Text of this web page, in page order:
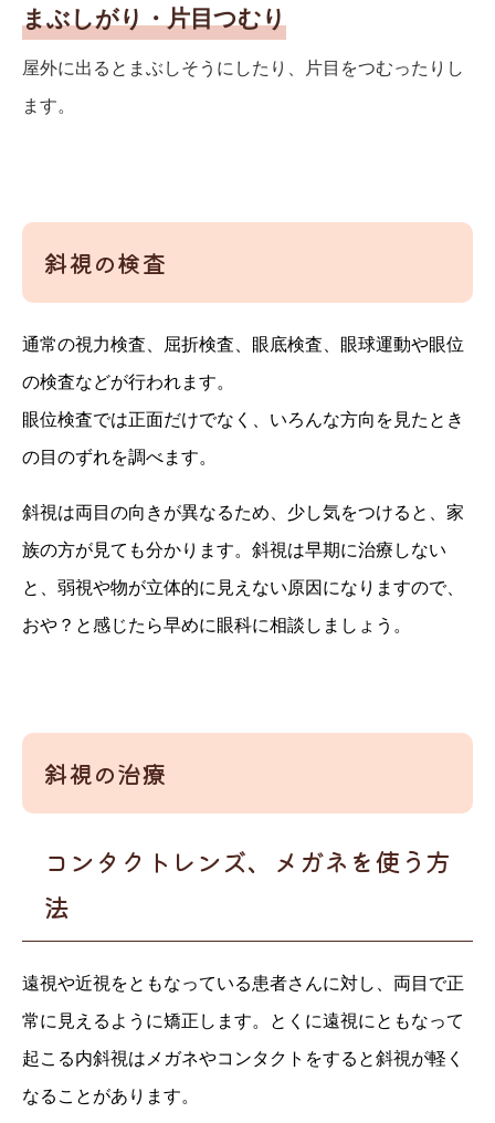
まぶしがり・片目つむり
屋外に出るとまぶしそうにしたり、片目をつむったりし
ます。
斜視の検査
通常の視力検査、屈折検査、眼底検査、眼球運動や眼位
の検査などが行われます。
眼位検査では正面だけでなく、いろんな方向を見たとき
の目のずれを調べます。
斜視は両目の向きが異なるため、少し気をつけると、家
族の方が見ても分かります。斜視は早期に治療しない
と、弱視や物が立体的に見えない原因になりますので、
おや？と感じたら早めに眼科に相談しましょう。
斜視の治療
コンタクトレンズ、メガネを使う方
法
遠視や近視をともなっている患者さんに対し、両目で正
常に見えるように矯正します。とくに遠視にともなって
起こる内斜視はメガネやコンタクトをすると斜視が軽く
なることがあります。